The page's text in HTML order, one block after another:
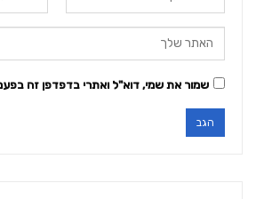
שמור את שמי, דוא"ל ואתרי בדפדפן זה